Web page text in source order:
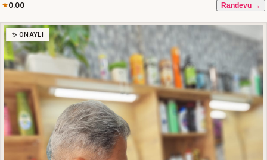
0.00 Randevu →
✨ ONAYLI